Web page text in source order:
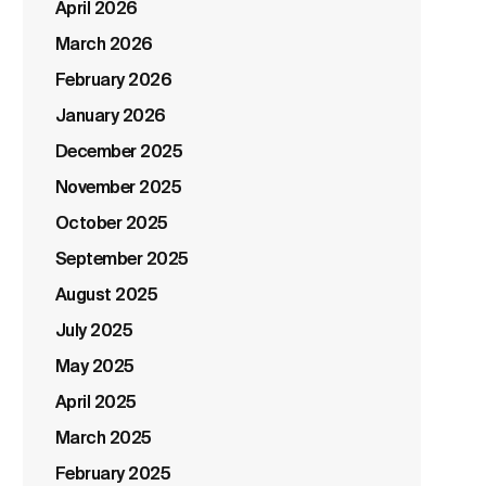
April 2026
March 2026
February 2026
January 2026
December 2025
November 2025
October 2025
September 2025
August 2025
July 2025
May 2025
April 2025
March 2025
February 2025